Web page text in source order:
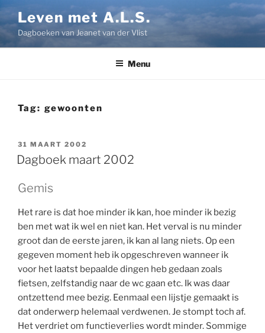
Ga
naar
de
inhoud
Leven met A.L.S.
Dagboeken van Jeanet van der Vlist
Menu
Tag: gewoonten
GEPLAATST
OP
31 MAART 2002
Dagboek maart 2002
Gemis
Het rare is dat hoe minder ik kan, hoe minder ik bezig
ben met wat ik wel en niet kan. Het verval is nu minder
groot dan de eerste jaren, ik kan al lang niets. Op een
gegeven moment heb ik opgeschreven wanneer ik
voor het laatst bepaalde dingen heb gedaan zoals
fietsen, zelfstandig naar de wc gaan etc. Ik was daar
ontzettend mee bezig. Eenmaal een lijstje gemaakt is
dat onderwerp helemaal verdwenen. Je stompt toch af.
Het verdriet om functieverlies wordt minder. Sommige